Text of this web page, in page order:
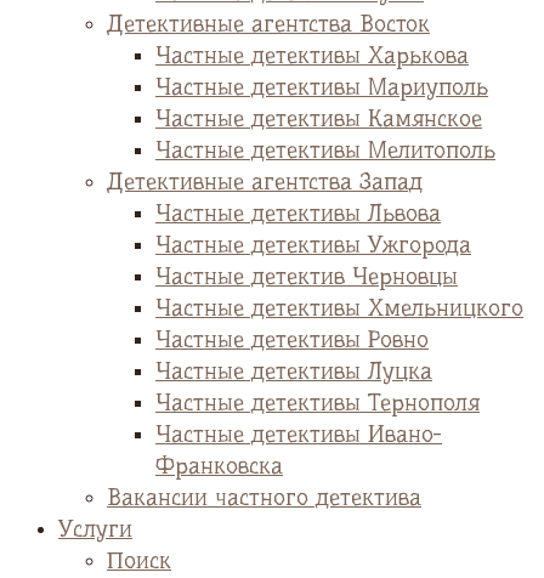
Детективные агентства Восток
Частные детективы Харькова
Частные детективы Мариуполь
Частные детективы Камянское
Частные детективы Мелитополь
Детективные агентства Запад
Частные детективы Львова
Частные детективы Ужгорода
Частные детектив Черновцы
Частные детективы Хмельницкого
Частные детективы Ровно
Частные детективы Луцка
Частные детективы Тернополя
Частные детективы Ивано-
Франковска
Вакансии частного детектива
Услуги
Поиск